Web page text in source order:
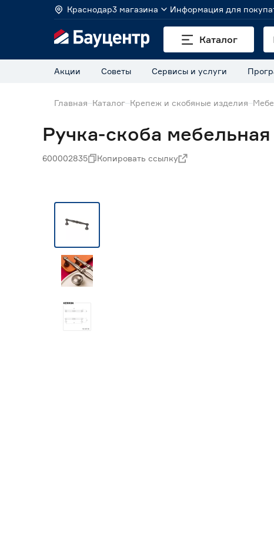
Краснодар3 магазина Информация для
Каталог
Акции Советы Сервисы и услуги
Главная Каталог Крепеж и скобяные изделия
Ручка-скоба
600002835 Копировать ссылку